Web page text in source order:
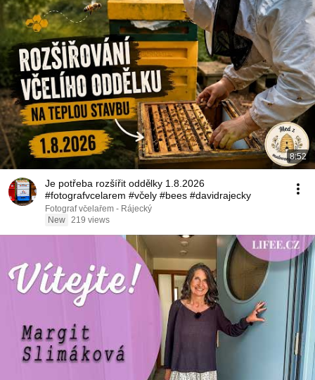
8:52
Je potřeba rozšířit oddělky 1.8.2026
#fotografvcelarem #včely #bees #davidrajecky
Fotograf včelařem - Rájecký
New 219 views